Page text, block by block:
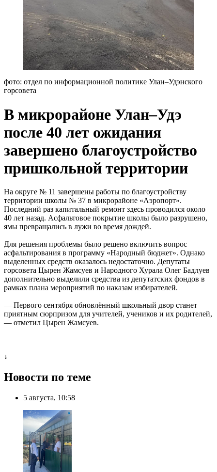
фото: отдел по информационной политике Улан–Удэнского
горсовета
В микрорайоне Улан–Удэ
после 40 лет ожидания
завершено благоустройство
пришкольной территории
На округе № 11 завершены работы по благоустройству
территории школы № 37 в микрорайоне «Аэропорт».
Последний раз капитальный ремонт здесь проводился около
40 лет назад. Асфальтовое покрытие школы было разрушено,
ямы превращались в лужи во время дождей.
Для решения проблемы было решено включить вопрос
асфальтирования в программу «Народный бюджет». Однако
выделенных средств оказалось недостаточно. Депутаты
горсовета Цырен Жамсуев и Народного Хурала Олег Бадлуев
дополнительно выделили средства из депутатских фондов в
рамках плана мероприятий по наказам избирателей.
— Первого сентября обновлённый школьный двор станет
приятным сюрпризом для учителей, учеников и их родителей,
— отметил Цырен Жамсуев.
↓
Новости по теме
5 августа, 10:58